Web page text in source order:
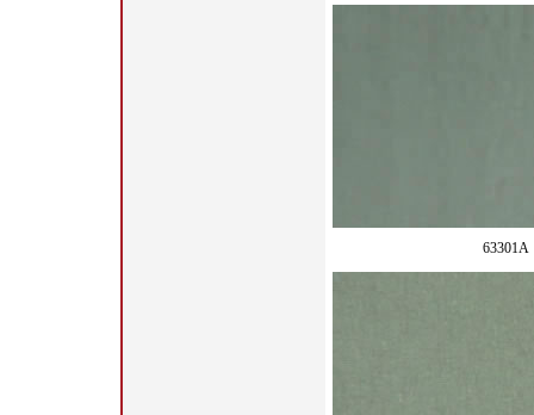
63301A